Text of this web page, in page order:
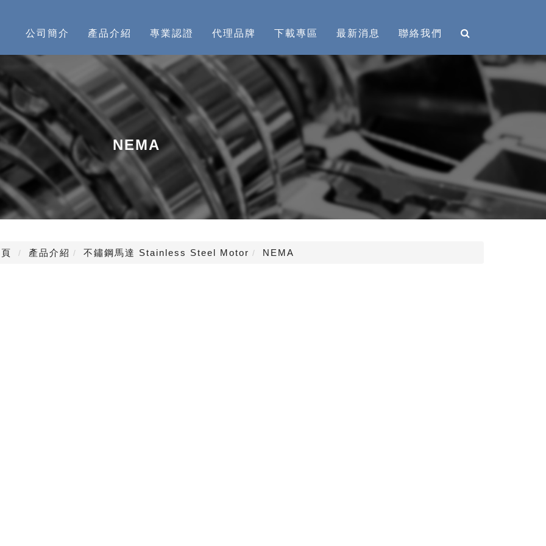
公司簡介 產品介紹 專業認證 代理品牌 下載專區 最新消息 聯絡我們
NEMA
產品介紹 不鏽鋼馬達 Stainless Steel Motor NEMA